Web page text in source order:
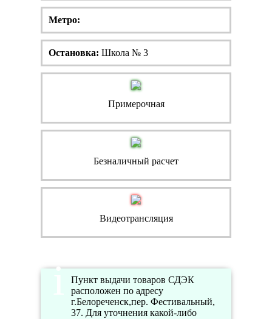
Метро:
Остановка: Школа № 3
Примерочная
Безналичный расчет
Видеотрансляция
Пункт выдачи товаров СДЭК
расположен по адресу
г.Белореченск,пер. Фестивальный,
37. Для уточнения какой-либо